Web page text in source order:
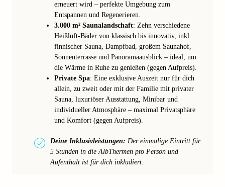
erneuert wird – perfekte Umgebung zum
Entspannen und Regenerieren.
3.000 m² Saunalandschaft: Zehn verschiedene
Heißluft-Bäder von klassisch bis innovativ, inkl.
finnischer Sauna, Dampfbad, großem Saunahof,
Sonnenterrasse und Panoramaausblick – ideal, um
die Wärme in Ruhe zu genießen (gegen Aufpreis).
Private Spa: Eine exklusive Auszeit nur für dich
allein, zu zweit oder mit der Familie mit privater
Sauna, luxuriöser Ausstattung, Minibar und
individueller Atmosphäre – maximal Privatsphäre
und Komfort (gegen Aufpreis).
Deine Inklusivleistungen: Der einmalige Eintritt für
5 Stunden in die AlbThermen pro Person und
Aufenthalt ist für dich inkludiert.